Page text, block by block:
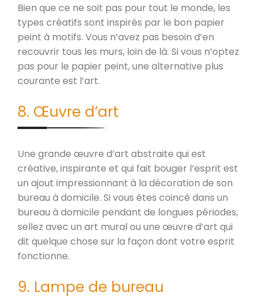
Bien que ce ne soit pas pour tout le monde, les
types créatifs sont inspirés par le bon papier
peint à motifs. Vous n’avez pas besoin d’en
recouvrir tous les murs, loin de là. Si vous n’optez
pas pour le papier peint, une alternative plus
courante est l’art.
8. Œuvre d’art
Une grande œuvre d’art abstraite qui est
créative, inspirante et qui fait bouger l’esprit est
un ajout impressionnant à la décoration de son
bureau à domicile. Si vous êtes coincé dans un
bureau à domicile pendant de longues périodes,
sellez avec un art mural ou une œuvre d’art qui
dit quelque chose sur la façon dont votre esprit
fonctionne.
9. Lampe de bureau